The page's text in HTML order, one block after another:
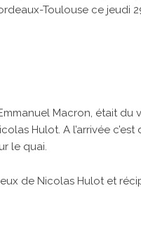
Toulouse ce jeudi
Macron, était du
Hulot. A l’arrivée
le quai.
de Nicolas Hulot et